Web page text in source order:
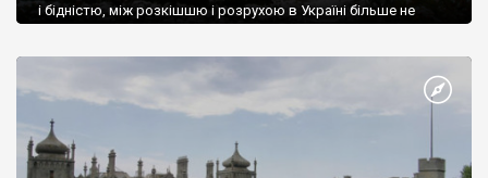
і бідністю, між розкішшю і розрухою в Україні більше не